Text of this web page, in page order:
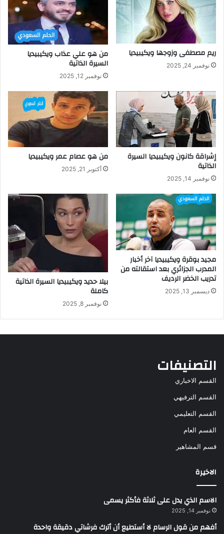
ريم مصطفى وزوجها ويكيبيديا
نوفمبر 24, 2025
من هو علي عذاب ويكيبيديا
السيرة الذاتية
نوفمبر 12, 2025
إشراقة كانون ويكيبيديا السيرة
الذاتية
نوفمبر 14, 2025
من هو عصام عمر ويكيبيديا
أكتوبر 21, 2025
مجيد بوقرة ويكيبيديا آخر أخبار
المدرب الجزائري بعد استقالته من
تدريب الخضر الرديف
ديسمبر 13, 2025
بيلا حديد ويكيبيديا السيرة الذاتية
كاملة
نوفمبر 8, 2025
التصنيفات
القسم الاخباري
القسم الترفيهي
القسم التعليمي
القسم العام
قسم المشاهير
الاخيرة
الاسم الذي يدل على ثلاثة فأكثر يسمى
نوفمبر 14, 2025
أفهم من قول الرسام لا أستطيع أن أترك فرشاتي دقيقة واحدة